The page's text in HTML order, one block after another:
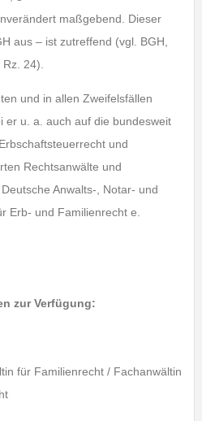
maßgebend. Dieser
aus – ist zutreffend (vgl. BGH,
24).
und in allen Zweifelsfällen
er u. a. auch auf die bundesweit
und
Rechtsanwälte und
Anwalts-, Notar- und
Erb- und Familienrecht e.
zur Verfügung:
für Familienrecht / Fachanwältin